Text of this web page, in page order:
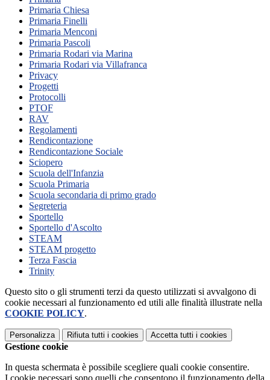
Primaria Chiesa
Primaria Finelli
Primaria Menconi
Primaria Pascoli
Primaria Rodari via Marina
Primaria Rodari via Villafranca
Privacy
Progetti
Protocolli
PTOF
RAV
Regolamenti
Rendicontazione
Rendicontazione Sociale
Sciopero
Scuola dell'Infanzia
Scuola Primaria
Scuola secondaria di primo grado
Segreteria
Sportello
Sportello d'Ascolto
STEAM
STEAM progetto
Terza Fascia
Trinity
Questo sito o gli strumenti terzi da questo utilizzati si avvalgono di
cookie necessari al funzionamento ed utili alle finalità illustrate nella
COOKIE POLICY.
Personalizza Rifiuta tutti i cookies Accetta tutti i cookies
Gestione cookie
In questa schermata è possibile scegliere quali cookie consentire.